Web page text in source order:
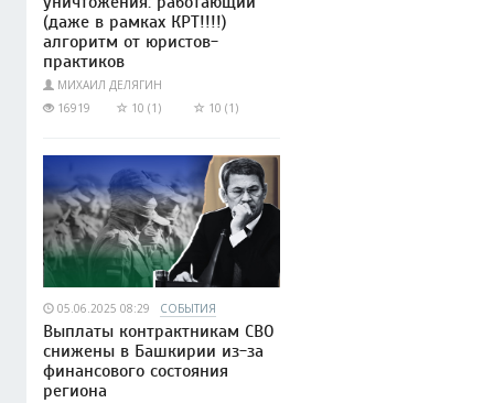
(даже в рамках КРТ!!!!)
алгоритм от юристов-
практиков
МИХАИЛ ДЕЛЯГИН
16919
10 (1) 10 (1)
05.06.2025 08:29 СОБЫТИЯ
Выплаты контрактникам СВО
снижены в Башкирии из-за
финансового состояния
региона